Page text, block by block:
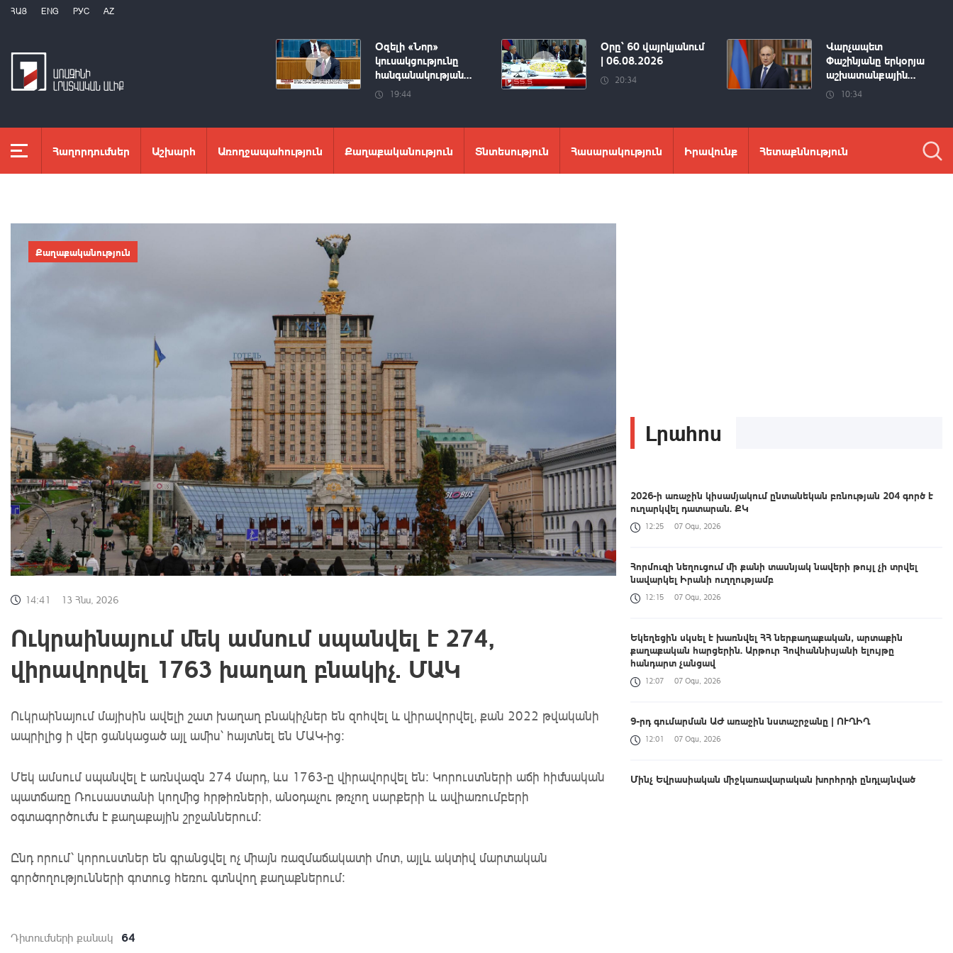
ՀԱՅ ENG РУС AZ
Օզելի «Նոր»
կուսակցությունը
հանգանակության...
19:44
Օրը՝ 60 վայրկյանում
| 06.08.2026
20:34
Վարչապետ
Փաշինյանը երկօրյա
աշխատանքային...
10:34
Հաղորդումներ Աշխարհ Առողջապահություն Քաղաքականություն Տնտեսություն Հասարակություն Իրավունք Հետաքննություն
Քաղաքականություն
14:41 13 Հնս, 2026
Ուկրաինայում մեկ ամսում սպանվել է 274,
վիրավորվել 1763 խաղաղ բնակիչ. ՄԱԿ
Ուկրաինայում մայիսին ավելի շատ խաղաղ բնակիչներ են զոհվել և վիրավորվել, քան 2022 թվականի
ապրիլից ի վեր ցանկացած այլ ամիս՝ հայտնել են ՄԱԿ-ից:
Մեկ ամսում սպանվել է առնվազն 274 մարդ, ևս 1763-ը վիրավորվել են։ Կորուստների աճի հիմնական
պատճառը Ռուսաստանի կողմից հրթիռների, անօդաչու թռչող սարքերի և ավիառումբերի
օգտագործումն է քաղաքային շրջաններում:
Ընդ որում՝ կորուստներ են գրանցվել ոչ միայն ռազմաճակատի մոտ, այլև ակտիվ մարտական
գործողությունների գոտուց հեռու գտնվող քաղաքներում:
Դիտումների քանակ 64
Լրահոս
2026-ի առաջին կիսամյակում ընտանեկան բռնության 204 գործ է
ուղարկվել դատարան. ՔԿ
12:25 07 Օգս, 2026
Հորմուզի նեղուցում մի քանի տասնյակ նավերի թույլ չի տրվել
նավարկել Իրանի ուղղությամբ
12:15 07 Օգս, 2026
Եկեղեցին սկսել է խառնվել ՀՀ ներքաղաքական, արտաքին
քաղաքական հարցերին. Արթուր Հովհաննիսյանի ելույթը
հանդարտ չանցավ
12:07 07 Օգս, 2026
9-րդ գումարման ԱԺ առաջին նստաշրջանը | ՈՒՂԻՂ
12:01 07 Օգս, 2026
Մինչ Եվրասիական միջկառավարական խորհրդի ընդլայնված